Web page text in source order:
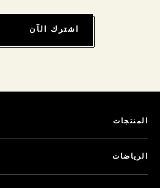
اشترك الآن
المنتجات
الرياضات